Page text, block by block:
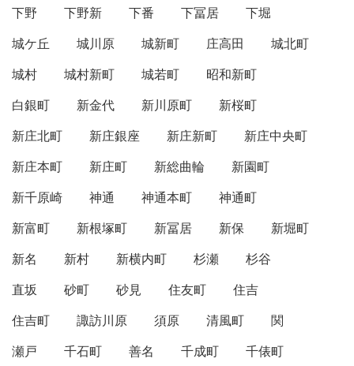
下野
下野新 下番 下冨居
下堀
城ケ丘
城川原 城新町 庄高田
城北町
城村
城村新町 城若町
昭和新町
白銀町
新金代 新川原町
新桜町
新庄北町
新庄銀座 新庄新町
新庄中央町
新庄本町
新庄町 新総曲輪
新園町
新千原崎
神通 神通本町
神通町
新富町
新根塚町 新冨居 新保
新堀町
新名
新村 新横内町 杉瀬
杉谷
直坂
砂町 砂見 住友町
住吉
住吉町
諏訪川原 須原 清風町
関
瀬戸
千石町 善名 千成町
千俵町